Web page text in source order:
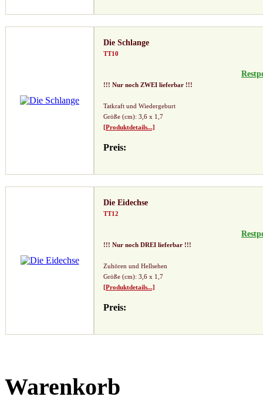
Die Schlange
TT10
!!! Nur noch ZWEI lieferbar !!!
Tatkraft und Wiedergeburt
Größe (cm): 3,6 x 1,7
[Produktdetails...]
Preis:
Die Eidechse
TT12
!!! Nur noch DREI lieferbar !!!
Zuhören und Hellsehen
Größe (cm): 3,6 x 1,7
[Produktdetails...]
Preis:
Warenkorb